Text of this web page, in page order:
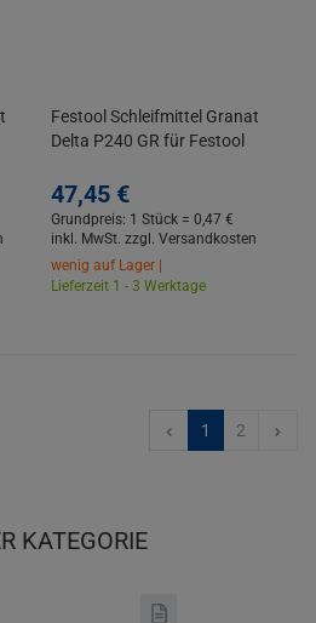
Festool Schleifmittel Granat
Delta P240 GR für Festool
47,45 €
Grundpreis: 1 Stück = 0,47 €
inkl. MwSt. zzgl. Versandkosten
wenig auf Lager |
Lieferzeit 1 - 3 Werktage
1 2
KATEGORIE